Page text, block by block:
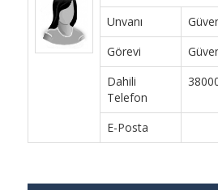
Unvanı
Görevi
Dahili
Telefon
E-Posta